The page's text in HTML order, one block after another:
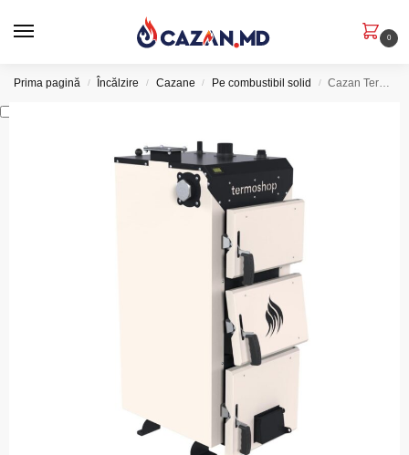
0
Prima pagină / Încălzire / Cazane / Pe combustibil solid / Cazan Termoshop Classic 15 KW